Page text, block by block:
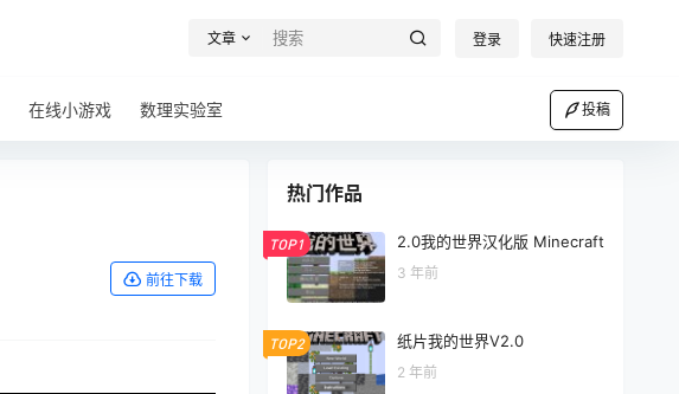
文章 登录 快速注册
在线小游戏 数理实验室 投稿
前往下载
热门作品
TOP1 2.0我的世界汉化版 Minecraft
3 年前
TOP2 纸片我的世界V2.0
2 年前